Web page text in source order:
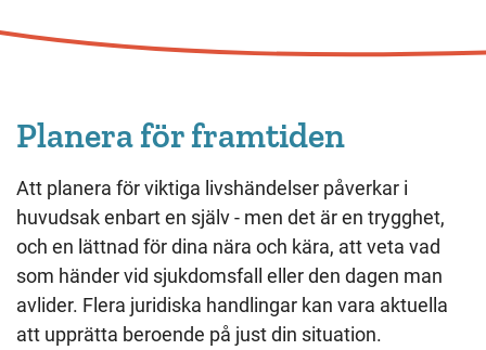
Planera för framtiden
Att planera för viktiga livshändelser påverkar i
huvudsak enbart en själv - men det är en trygghet,
och en lättnad för dina nära och kära, att veta vad
som händer vid sjukdomsfall eller den dagen man
avlider. Flera juridiska handlingar kan vara aktuella
att upprätta beroende på just din situation.